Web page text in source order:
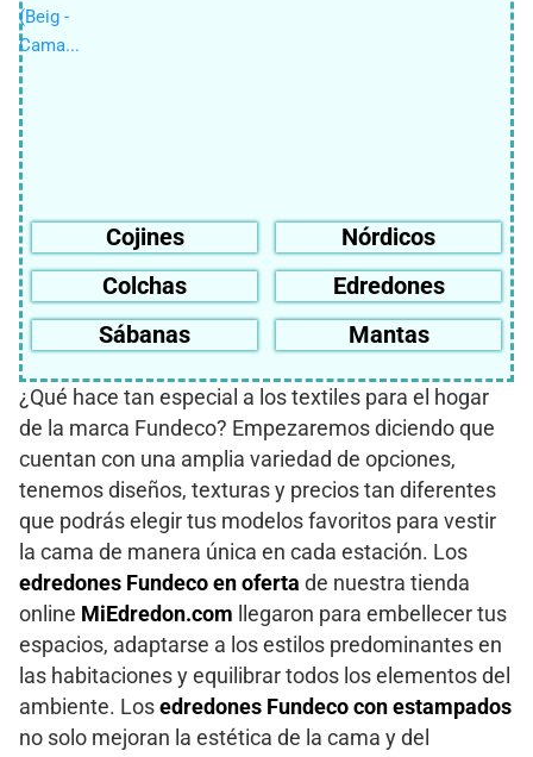
Cojines
Nórdicos
Colchas
Edredones
Sábanas
Mantas
¿Qué hace tan especial a los textiles para el hogar
de la marca Fundeco? Empezaremos diciendo que
cuentan con una amplia variedad de opciones,
tenemos diseños, texturas y precios tan diferentes
que podrás elegir tus modelos favoritos para vestir
la cama de manera única en cada estación. Los
edredones Fundeco en oferta de nuestra tienda
online MiEdredon.com llegaron para embellecer tus
espacios, adaptarse a los estilos predominantes en
las habitaciones y equilibrar todos los elementos del
ambiente. Los edredones Fundeco con estampados
no solo mejoran la estética de la cama y del